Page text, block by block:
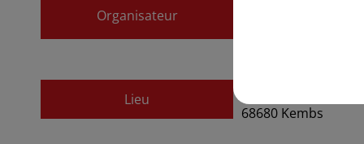
Organisateur
Lieu
68680 Kembs